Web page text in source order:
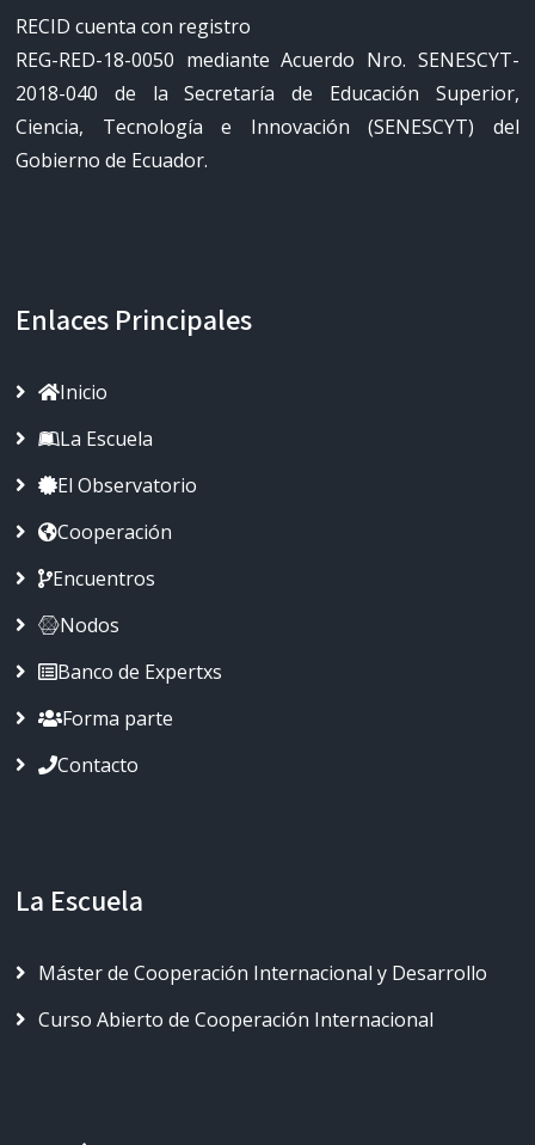
RECID cuenta con registro
REG-RED-18-0050 mediante Acuerdo Nro. SENESCYT-
2018-040 de la Secretaría de Educación Superior,
Ciencia, Tecnología e Innovación (SENESCYT) del
Gobierno de Ecuador.
Enlaces Principales
Inicio
La Escuela
El Observatorio
Cooperación
Encuentros
Nodos
Banco de Expertxs
Forma parte
Contacto
La Escuela
Máster de Cooperación Internacional y Desarrollo
Curso Abierto de Cooperación Internacional